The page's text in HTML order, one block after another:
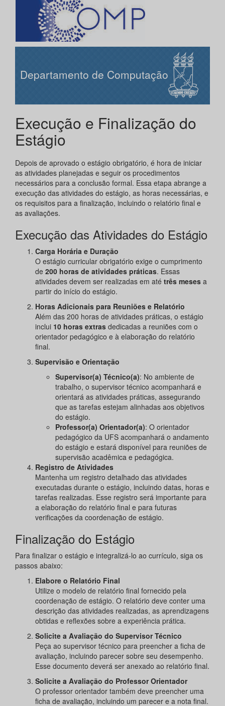
Departamento de Computação
Execução e Finalização do
Estágio
Depois de aprovado o estágio obrigatório, é hora de iniciar
as atividades planejadas e seguir os procedimentos
necessários para a conclusão formal. Essa etapa abrange a
execução das atividades do estágio, as horas necessárias, e
os requisitos para a finalização, incluindo o relatório final e
as avaliações.
Execução das Atividades do Estágio
Carga Horária e Duração
O estágio curricular obrigatório exige o cumprimento
de 200 horas de atividades práticas. Essas
atividades devem ser realizadas em até três meses a
partir do início do estágio.
Horas Adicionais para Reuniões e Relatório
Além das 200 horas de atividades práticas, o estágio
inclui 10 horas extras dedicadas a reuniões com o
orientador pedagógico e à elaboração do relatório
final.
Supervisão e Orientação
Supervisor(a) Técnico(a): No ambiente de
trabalho, o supervisor técnico acompanhará e
orientará as atividades práticas, assegurando
que as tarefas estejam alinhadas aos objetivos
do estágio.
Professor(a) Orientador(a): O orientador
pedagógico da UFS acompanhará o andamento
do estágio e estará disponível para reuniões de
supervisão acadêmica e pedagógica.
Registro de Atividades
Mantenha um registro detalhado das atividades
executadas durante o estágio, incluindo datas, horas e
tarefas realizadas. Esse registro será importante para
a elaboração do relatório final e para futuras
verificações da coordenação de estágio.
Finalização do Estágio
Para finalizar o estágio e integralizá-lo ao currículo, siga os
passos abaixo:
Elabore o Relatório Final
Utilize o modelo de relatório final fornecido pela
coordenação de estágio. O relatório deve conter uma
descrição das atividades realizadas, as aprendizagens
obtidas e reflexões sobre a experiência prática.
Solicite a Avaliação do Supervisor Técnico
Peça ao supervisor técnico para preencher a ficha de
avaliação, incluindo parecer sobre seu desempenho.
Esse documento deverá ser anexado ao relatório final.
Solicite a Avaliação do Professor Orientador
O professor orientador também deve preencher uma
ficha de avaliação, incluindo um parecer e a nota final.